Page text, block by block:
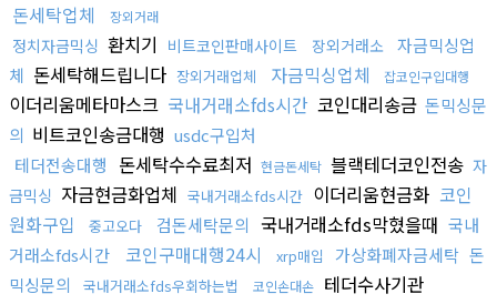
돈세탁업체
장외거래
정치자금믹싱 환치기 비트코인판매사이트 장외거래소 자금믹싱업
체 돈세탁해드립니다 장외거래업체 자금믹싱업체 잡코인구입대행
이더리움메타마스크 국내거래소fds시간 코인대리송금 돈믹싱문
의 비트코인송금대행 usdc구입처
테더전송대행
돈세탁수수료최저 현금돈세탁 블랙테더코인전송 자
금믹싱 자금현금화업체 국내거래소fds시간 이더리움현금화 코인
원화구입
중고오다 검돈세탁문의 국내거래소fds막혔을때 국내
거래소fds시간
코인구매대행24시 xrp매입 가상화폐자금세탁 돈
믹싱문의
국내거래소fds우회하는법 코인손대손 테더수사기관